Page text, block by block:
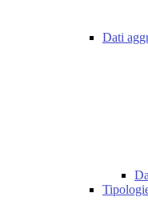
Dati